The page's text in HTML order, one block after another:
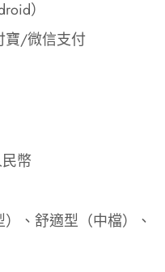
）
寶/微信支付
幣
、舒適型（中檔）、